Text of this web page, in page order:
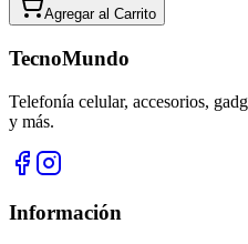
Agregar al Carrito
TecnoMundo
Telefonía celular, accesorios,
y más.
Información